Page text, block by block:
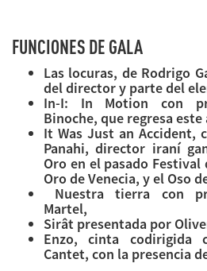
FUNCIONES DE GALA
Las locuras, de Rodrigo
del director y parte del
In-I: In Motion con
Binoche, que regresa este
It Was Just an Accident,
Panahi, director iraní
Oro en el pasado Festival
Oro de Venecia, y el Oso
Nuestra tierra con
Martel,
Sirât presentada por
Enzo, cinta codirigida
Cantet, con la presencia